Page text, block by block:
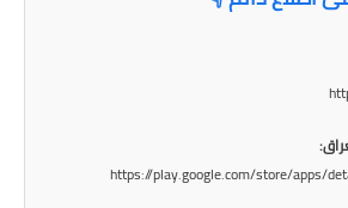
https://play.google.com/store/apps/